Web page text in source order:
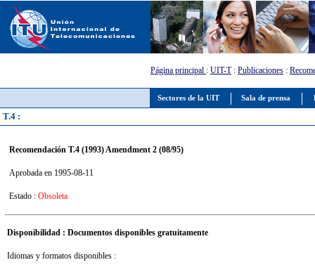
Sectores de la UIT Sala de prensa
Página principal : UIT-T: Publicaciones :
T.4 :
Recomendación T.4 (1993) Amendment 2 (08/95)
Aprobada en 1995-08-11
Estado : Obsoleta
Disponibilidad : Documentos disponibles gratuitamente
Idiomas y formatos disponibles :